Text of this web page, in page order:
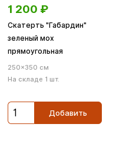
1 200 ₽
Скатерть "Габардин"
зеленый мох
прямоугольная
250×350 см
На складе 1 шт.
Добавить